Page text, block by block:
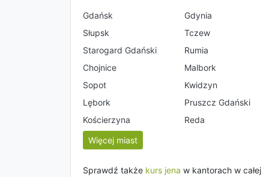
Gdańsk
Gdynia
Słupsk
Tczew
Starogard Gdański
Rumia
Chojnice
Malbork
Sopot
Kwidzyn
Lębork
Pruszcz Gdański
Kościerzyna
Reda
Więcej miast
Sprawdź także kurs jena w kantorach w całej